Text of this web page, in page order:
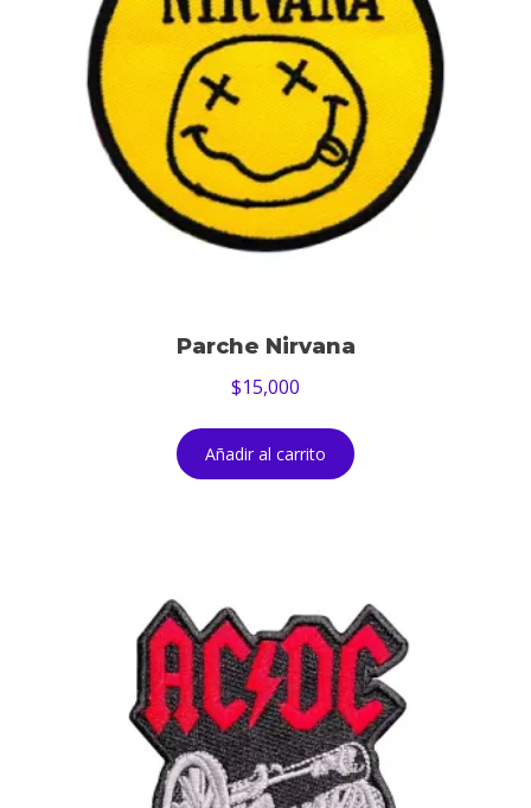
Parche Nirvana
$15,000
Añadir al carrito